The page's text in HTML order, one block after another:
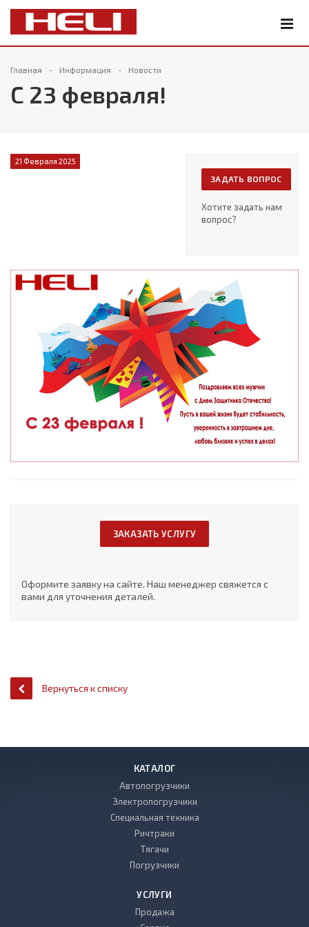
Главная Информация Новости
С 23 февраля!
ЗАДАТЬ ВОПРОС
Хотите задать нам
вопрос?
21 Февраля 2025
ЗАКАЗАТЬ УСЛУГУ
Оформите заявку на сайте. Наш менеджер свяжется с
вами для уточнения деталей.
Вернуться к списку
КАТАЛОГ
Автопогрузчики
Электропогрузчики
Специальная техника
Ричтраки
Тягачи
Погрузчики
УСЛУГИ
Продажа